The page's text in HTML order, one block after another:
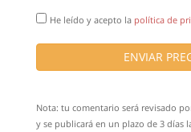
He leído y acepto la política de
ENVIAR
Nota: tu comentario será revisado
y se publicará en un plazo de 3 días